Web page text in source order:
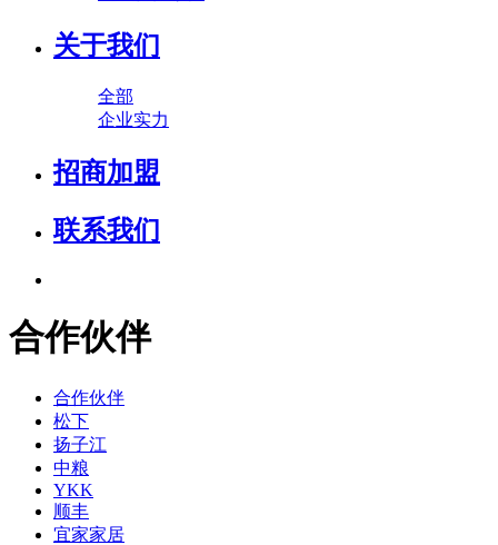
关于我们
全部
企业实力
招商加盟
联系我们
合作伙伴
合作伙伴
松下
扬子江
中粮
YKK
顺丰
宜家家居